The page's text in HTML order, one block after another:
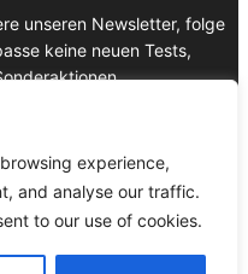
experience,
and analyse our traffic.
to our use of cookies.
unseren Newsletter, folge
keine neuen Tests,